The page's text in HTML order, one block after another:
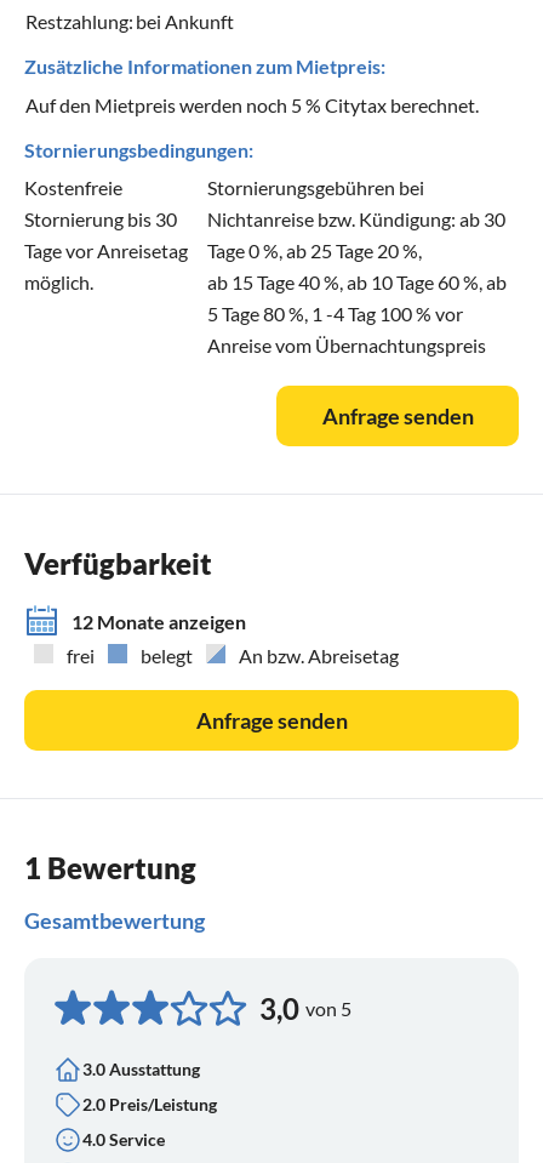
Restzahlung: bei Ankunft
Zusätzliche Informationen zum Mietpreis:
Auf den Mietpreis werden noch 5 % Citytax berechnet.
Stornierungsbedingungen:
Kostenfreie
Stornierung bis 30
Tage vor Anreisetag
möglich.
Stornierungsgebühren bei
Nichtanreise bzw. Kündigung: ab 30
Tage 0 %, ab 25 Tage 20 %,
ab 15 Tage 40 %, ab 10 Tage 60 %, ab
5 Tage 80 %, 1 -4 Tag 100 % vor
Anreise vom Übernachtungspreis
Anfrage senden
Verfügbarkeit
12 Monate anzeigen
frei
belegt An bzw. Abreisetag
Anfrage senden
1 Bewertung
Gesamtbewertung
3,0 von 5
3.0 Ausstattung
2.0 Preis/Leistung
4.0 Service